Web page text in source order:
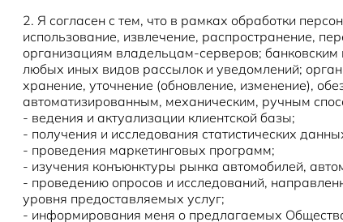
2. Я согласен с тем, что в рамках обработки
использование, извлечение, распространение,
организациям владельцам-серверов;
любых иных видов рассылок и уведомлений;
хранение, уточнение (обновление, изменение),
автоматизированным, механическим, ручным
- ведения и актуализации клиентской базы;
- получения и исследования статистических
- проведения маркетинговых программ;
- изучения конъюнктуры рынка автомобилей,
- проведению опросов и исследований,
уровня предоставляемых услуг;
- информирования меня о предлагаемых